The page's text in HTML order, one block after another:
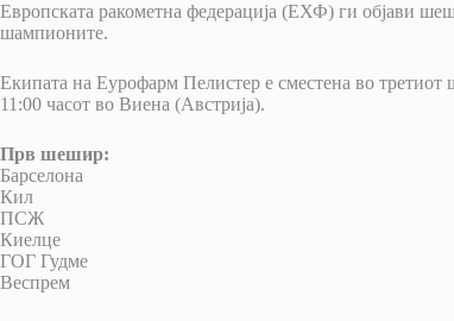
Европската ракометна федерација (ЕХФ) ги објави
шампионите.
Екипата на Еурофарм Пелистер е сместена во
11:00 часот во Виена (Австрија).
Прв шешир:
Барселона
Кил
ПСЖ
Киелце
ГОГ Гудме
Веспрем